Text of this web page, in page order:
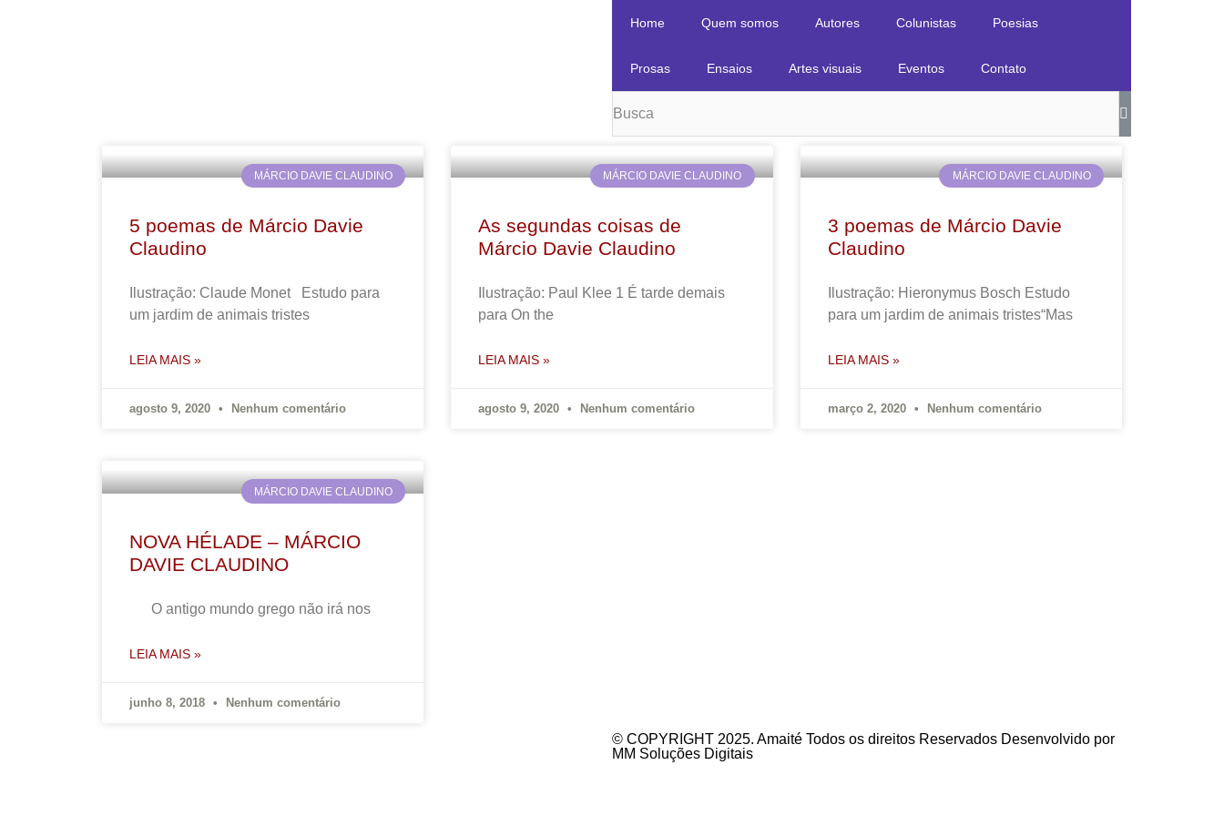
Home Quem somos Autores Colunistas Poesias
Prosas Ensaios Artes visuais Eventos Contato
MÁRCIO DAVIE CLAUDINO
5 poemas de Márcio Davie
Claudino
Ilustração: Claude Monet Estudo para
um jardim de animais tristes
LEIA MAIS »
agosto 9, 2020 Nenhum comentário
MÁRCIO DAVIE CLAUDINO
As segundas coisas de
Márcio Davie Claudino
Ilustração: Paul Klee 1 É tarde demais
para On the
LEIA MAIS »
agosto 9, 2020 Nenhum comentário
MÁRCIO DAVIE CLAUDINO
3 poemas de Márcio Davie
Claudino
Ilustração: Hieronymus Bosch Estudo
para um jardim de animais tristes“Mas
LEIA MAIS »
março 2, 2020 Nenhum comentário
MÁRCIO DAVIE CLAUDINO
NOVA HÉLADE – MÁRCIO
DAVIE CLAUDINO
O antigo mundo grego não irá nos
LEIA MAIS »
junho 8, 2018 Nenhum comentário
© COPYRIGHT 2025. Amaité Todos os direitos Reservados Desenvolvido por
MM Soluções Digitais